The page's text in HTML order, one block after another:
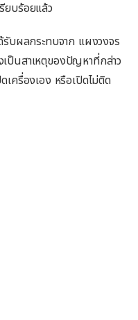
ยบร้อยแล้ว
บผลกระทบจาก แผงวงจร
นสาเหตุของปัญหาที่กล่าว
เครื่องเอง หรือเปิดไม่ติด